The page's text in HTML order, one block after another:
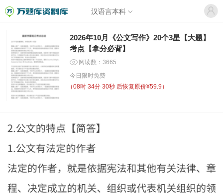
汉语言本科
2026年10月《公文写作》20个3星【大题】
考点【拿分必背】
阅读数：3665
今日限时免费
（08时 34分 30秒 后恢复原价¥59.9）